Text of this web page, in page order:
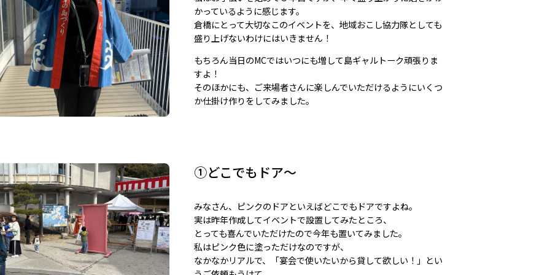
かっているように感じます。
倉橋にとって大切なこのイベントを、地域おこし協力隊としても
盛り上げないわけにはいきません！
もちろん当日のMCではいつにも増して島ギャルトーク頑張りま
すよ！
そのほかにも、ご来場者さんに楽しんでいただけるようにいくつ
か仕掛け作りをしてみました。
①どこでもドア〜
みなさん、ピンクのドアといえばどこでもドアですよね。
実は昨年作成してイベントで設置してみたところ、
とっても喜んでいただけたので今年も置いてみました。
私はピンク色に塗っただけなのですが、
なかなかリアルで、「宴会で使いたいから貸して欲しい！」とい